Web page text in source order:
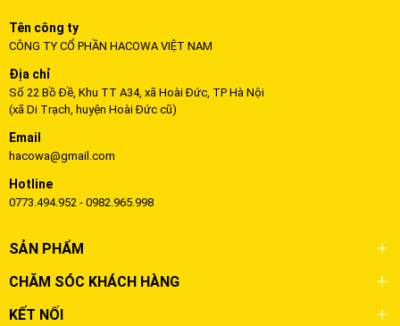
Tên công ty
CÔNG TY CỔ PHẦN HACOWA VIỆT NAM
Địa chỉ
Số 22 Bồ Đề, Khu TT A34, xã Hoài Đức, TP Hà Nội
(xã Di Trạch, huyện Hoài Đức cũ)
Email
hacowa@gmail.com
Hotline
0773.494.952 - 0982.965.998
SẢN PHẨM
CHĂM SÓC KHÁCH HÀNG
KẾT NỐI